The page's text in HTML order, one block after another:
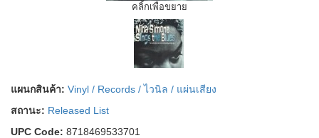
คลิ้กเพื่อขยาย
แผนกสินค้า: Vinyl / Records / ไวนิล / แผ่นเสียง
สถานะ: Released List
UPC Code: 8718469533701